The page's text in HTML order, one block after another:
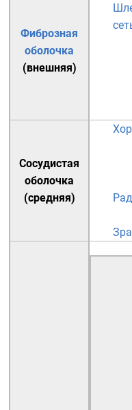
Фиброзная
оболочка
(внешняя)
Сосудистая
оболочка
(средняя)